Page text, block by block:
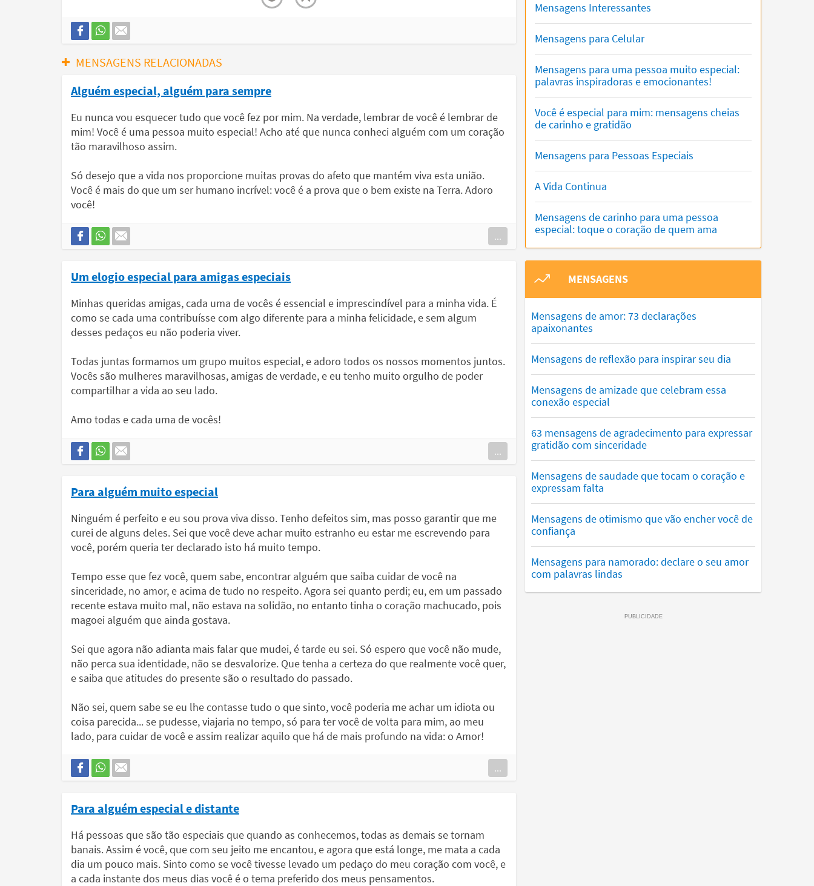
MENSAGENS RELACIONADAS
Alguém especial, alguém para sempre
Eu nunca vou esquecer tudo que você fez por mim. Na verdade, lembrar de você é lembrar de
mim! Você é uma pessoa muito especial! Acho até que nunca conheci alguém com um coração
tão maravilhoso assim.
Só desejo que a vida nos proporcione muitas provas do afeto que mantém viva esta união.
Você é mais do que um ser humano incrível: você é a prova que o bem existe na Terra. Adoro
você!
...
Um elogio especial para amigas especiais
Minhas queridas amigas, cada uma de vocês é essencial e imprescindível para a minha vida. É
como se cada uma contribuísse com algo diferente para a minha felicidade, e sem algum
desses pedaços eu não poderia viver.
Todas juntas formamos um grupo muitos especial, e adoro todos os nossos momentos juntos.
Vocês são mulheres maravilhosas, amigas de verdade, e eu tenho muito orgulho de poder
compartilhar a vida ao seu lado.
Amo todas e cada uma de vocês!
...
Para alguém muito especial
Ninguém é perfeito e eu sou prova viva disso. Tenho defeitos sim, mas posso garantir que me
curei de alguns deles. Sei que você deve achar muito estranho eu estar me escrevendo para
você, porém queria ter declarado isto há muito tempo.
Tempo esse que fez você, quem sabe, encontrar alguém que saiba cuidar de você na
sinceridade, no amor, e acima de tudo no respeito. Agora sei quanto perdi; eu, em um passado
recente estava muito mal, não estava na solidão, no entanto tinha o coração machucado, pois
magoei alguém que ainda gostava.
Sei que agora não adianta mais falar que mudei, é tarde eu sei. Só espero que você não mude,
não perca sua identidade, não se desvalorize. Que tenha a certeza do que realmente você quer,
e saiba que atitudes do presente são o resultado do passado.
Não sei, quem sabe se eu lhe contasse tudo o que sinto, você poderia me achar um idiota ou
coisa parecida... se pudesse, viajaria no tempo, só para ter você de volta para mim, ao meu
lado, para cuidar de você e assim realizar aquilo que há de mais profundo na vida: o Amor!
...
Para alguém especial e distante
Há pessoas que são tão especiais que quando as conhecemos, todas as demais se tornam
banais. Assim é você, que com seu jeito me encantou, e agora que está longe, me mata a cada
dia um pouco mais. Sinto como se você tivesse levado um pedaço do meu coração com você, e
a cada instante dos meus dias você é o tema preferido dos meus pensamentos.
Mensagens Interessantes
Mensagens para Celular
Mensagens para uma pessoa muito especial:
palavras inspiradoras e emocionantes!
Você é especial para mim: mensagens cheias
de carinho e gratidão
Mensagens para Pessoas Especiais
A Vida Continua
Mensagens de carinho para uma pessoa
especial: toque o coração de quem ama
MENSAGENS
Mensagens de amor: 73 declarações
apaixonantes
Mensagens de reflexão para inspirar seu dia
Mensagens de amizade que celebram essa
conexão especial
63 mensagens de agradecimento para expressar
gratidão com sinceridade
Mensagens de saudade que tocam o coração e
expressam falta
Mensagens de otimismo que vão encher você de
confiança
Mensagens para namorado: declare o seu amor
com palavras lindas